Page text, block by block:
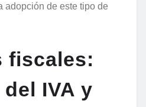
adopción de este tipo de
fiscales:
IVA y